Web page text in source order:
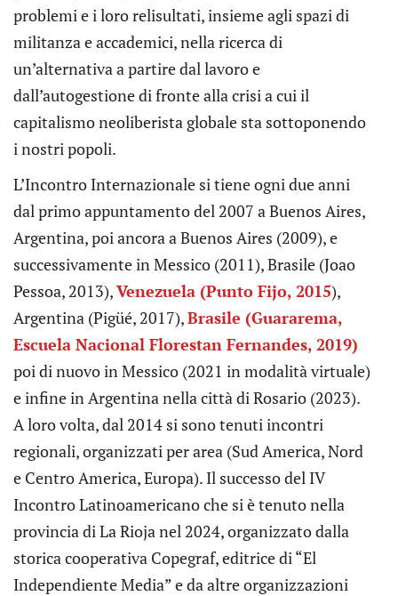
problemi e i loro relisultati, insieme agli spazi di
militanza e accademici, nella ricerca di
un’alternativa a partire dal lavoro e
dall’autogestione di fronte alla crisi a cui il
capitalismo neoliberista globale sta sottoponendo
i nostri popoli.
L’Incontro Internazionale si tiene ogni due anni
dal primo appuntamento del 2007 a Buenos Aires,
Argentina, poi ancora a Buenos Aires (2009), e
successivamente in Messico (2011), Brasile (Joao
Pessoa, 2013),Venezuela (Punto Fijo, 2015),
Argentina (Pigüé, 2017),Brasile (Guararema,
Escuela Nacional Florestan Fernandes, 2019)
poi di nuovo in Messico (2021 in modalità virtuale)
e infine in Argentina nella città di Rosario (2023).
A loro volta, dal 2014 si sono tenuti incontri
regionali, organizzati per area (Sud America, Nord
e Centro America, Europa). Il successo del IV
Incontro Latinoamericano che si è tenuto nella
provincia di La Rioja nel 2024, organizzato dalla
storica cooperativa Copegraf, editrice di “El
Independiente Media” e da altre organizzazioni